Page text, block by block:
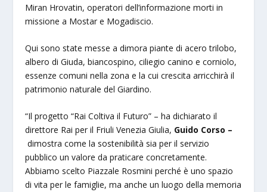
Miran Hrovatin, operatori dell’informazione morti in
missione a Mostar e Mogadiscio.
Qui sono state messe a dimora piante di acero trilobo,
albero di Giuda, biancospino, ciliegio canino e corniolo,
essenze comuni nella zona e la cui crescita arricchirà il
patrimonio naturale del Giardino.
“Il progetto “Rai Coltiva il Futuro” – ha dichiarato il
direttore Rai per il Friuli Venezia Giulia, Guido Corso –
dimostra come la sostenibilità sia per il servizio
pubblico un valore da praticare concretamente.
Abbiamo scelto Piazzale Rosmini perché è uno spazio
di vita per le famiglie, ma anche un luogo della memoria